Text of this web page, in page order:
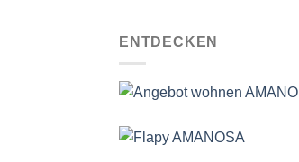
ENTDECKEN